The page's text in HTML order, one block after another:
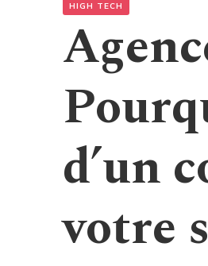
HIGH TECH
d’un
votre